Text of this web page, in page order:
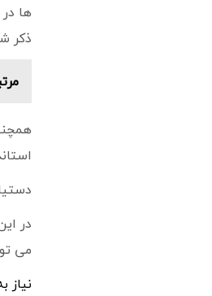
ها
ذکر
در
می
نیاز